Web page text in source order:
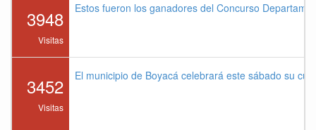
3948
Visitas
Estos fueron los ganadores del Concurso
3452
Visitas
El municipio de Boyacá celebrará este sábado su